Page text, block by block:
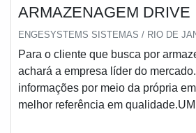
ARMAZENAGEM DRIVE
ENGESYSTEMS SISTEMAS / RIO DE
Para o cliente que busca por
achará a empresa líder do
informações por meio da própria
melhor referência em